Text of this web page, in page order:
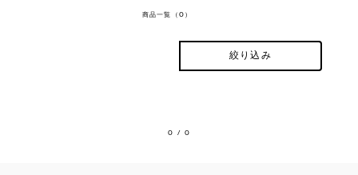
商品一覧（0）
絞り込み
0 / 0